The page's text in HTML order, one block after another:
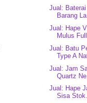
Jual:
Barang
Jual: Hape
Mulus
Jual: Batu
Type A
Jual: Jam
Quartz
Jual: Hape
Sisa